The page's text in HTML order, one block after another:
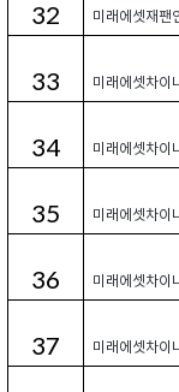
32 미래에셋재팬
33 미래에셋차이
34 미래에셋차이
35 미래에셋차이
36 미래에셋차이
37 미래에셋차이